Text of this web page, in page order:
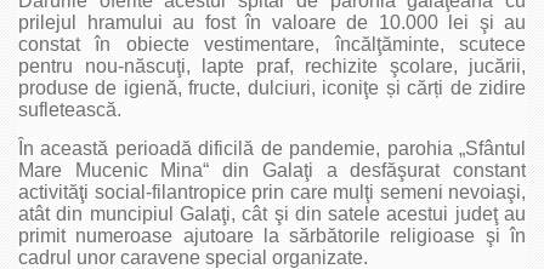
prilejul hramului au fost în valoare de 10.000 lei şi au
constat în obiecte vestimentare, încălţăminte, scutece
pentru nou-născuţi, lapte praf, rechizite şcolare, jucării,
produse de igienă, fructe, dulciuri, iconiţe și cărți de zidire
sufletească.
În această perioadă dificilă de pandemie, parohia „Sfântul
Mare Mucenic Mina“ din Galaţi a desfăşurat constant
activităţi social-filantropice prin care mulţi semeni nevoiaşi,
atât din muncipiul Galaţi, cât şi din satele acestui judeţ au
primit numeroase ajutoare la sărbătorile religioase şi în
cadrul unor caravene special organizate.